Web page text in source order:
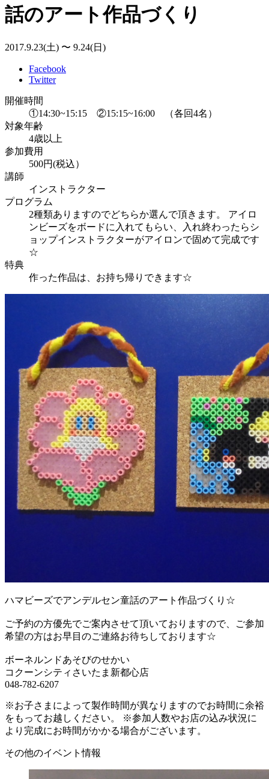
話のアート作品づくり
2017.9.23(土) 〜 9.24(日)
Facebook
Twitter
開催時間
①14:30~15:15 ②15:15~16:00 （各回4名）
対象年齢
4歳以上
参加費用
500円(税込）
講師
インストラクター
プログラム
2種類ありますのでどちらか選んで頂きます。 アイロ
ンビーズをボードに入れてもらい、入れ終わったらシ
ョップインストラクターがアイロンで固めて完成です
☆
特典
作った作品は、お持ち帰りできます☆
ハマビーズでアンデルセン童話のアート作品づくり☆
ご予約の方優先でご案内させて頂いておりますので、ご参加
希望の方はお早目のご連絡お待ちしております☆
ボーネルンドあそびのせかい
コクーンシティさいたま新都心店
048-782-6207
※お子さまによって製作時間が異なりますのでお時間に余裕
をもってお越しください。 ※参加人数やお店の込み状況に
より完成にお時間がかかる場合がございます。
その他のイベント情報